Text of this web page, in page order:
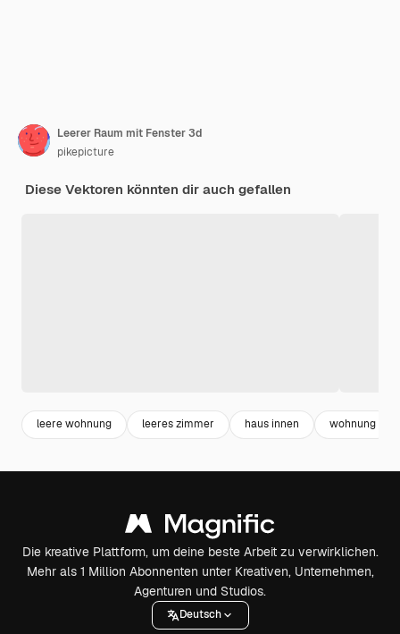
Leerer Raum mit Fenster 3d
pikepicture
Diese Vektoren könnten dir auch gefallen
leere wohnung leeres zimmer haus innen wohnung
Die kreative Plattform, um deine beste Arbeit zu verwirklichen.
Mehr als 1 Million Abonnenten unter Kreativen, Unternehmen,
Agenturen und Studios.
Deutsch